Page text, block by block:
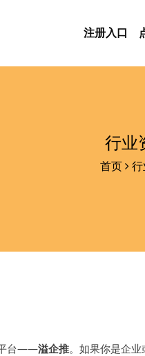
注册入口
行业
首页
平台——溢企推。如果你是企